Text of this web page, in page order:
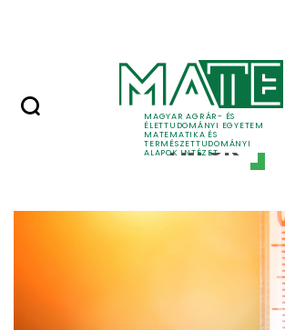
MAGYAR AGRÁR- ÉS
ÉLETTUDOMÁNYI EGYETEM
MATEMATIKA ÉS
TERMÉSZETTUDOMÁNYI
ALAPOK INTÉZET
Hírek -
Hírek